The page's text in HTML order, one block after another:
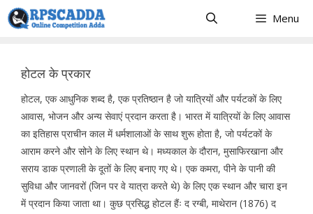
Skip
to
Menu
होटल के प्रकार
होटल, एक आधुनिक शब्द है, एक प्रतिष्ठान है जो यात्रियों और पर्यटकों के लिए
आवास, भोजन और अन्य सेवाएं प्रदान करता है। भारत में यात्रियों के लिए आवास
का इतिहास प्राचीन काल में धर्मशालाओं के साथ शुरू होता है, जो पर्यटकों के
आराम करने और सोने के लिए स्थान थे। मध्यकाल के दौरान, मुसाफिरखाना और
सराय डाक प्रणाली के दूतों के लिए बनाए गए थे। एक कमरा, पीने के पानी की
सुविधा और जानवरों (जिन पर वे यात्रा करते थे) के लिए एक स्थान और चारा इन
में प्रदान किया जाता था। कुछ प्रसिद्ध होटल हैंः द रग्बी, माथेरान (1876) द